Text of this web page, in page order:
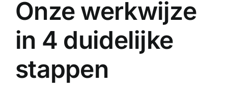
Onze werkwijze
in 4 duidelijke
stappen